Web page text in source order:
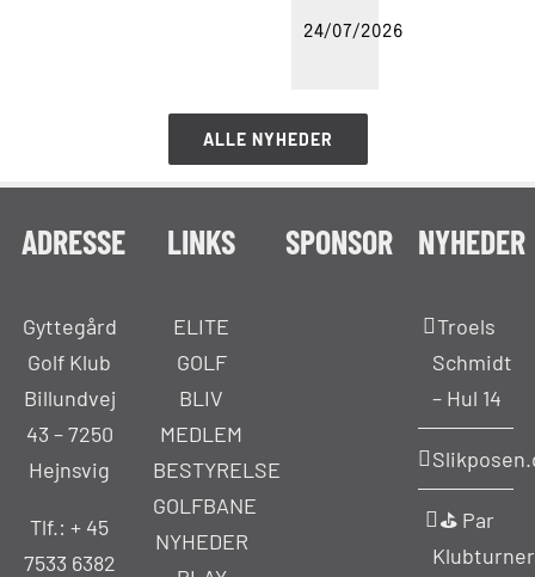
24/07/2026
ALLE NYHEDER
ADRESSE
Gyttegård
Golf Klub
Billundvej
43 – 7250
Hejnsvig
Tlf.: + 45
7533 6382
LINKS
ELITE
GOLF
BLIV
MEDLEM
BESTYRELSE
GOLFBANE
NYHEDER
SPONSOR NYHEDER
Troels
Schmidt
– Hul 14
⛳ Par